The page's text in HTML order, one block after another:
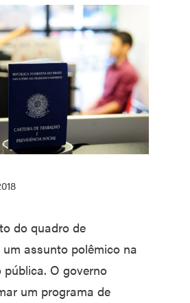
do quadro de
assunto polêmico na
O governo
um programa de